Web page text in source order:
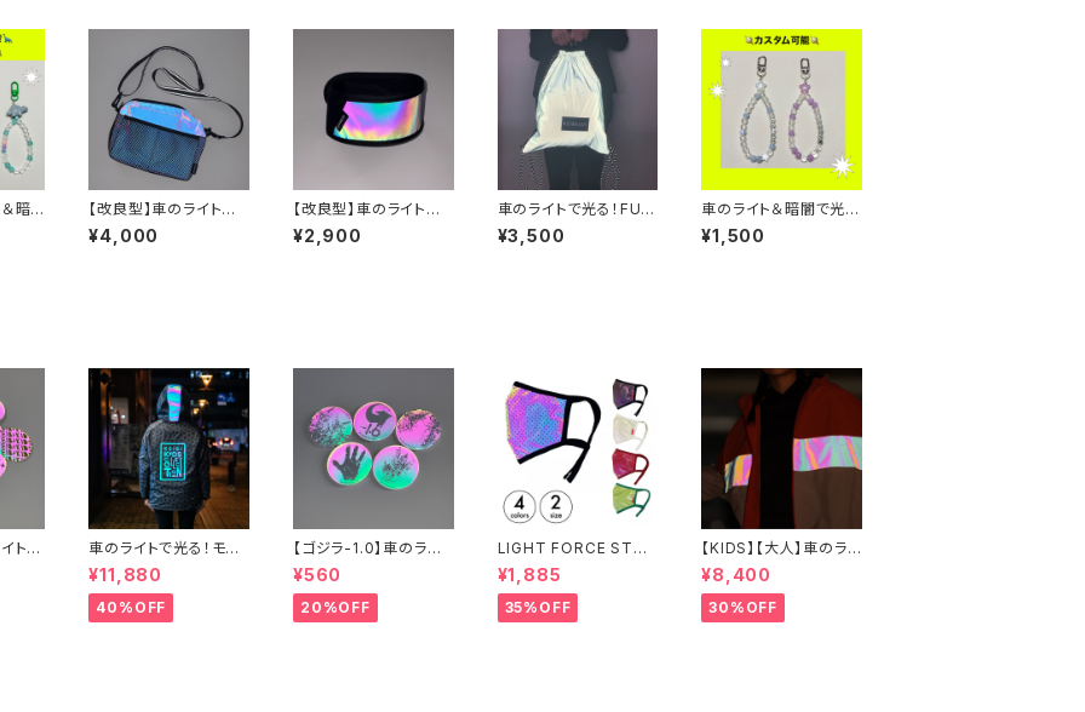
＆暗
【改良型】車のライトで
光る！FUTUREサコッシ
ュバッグ横型
¥4,000
【改良型】車のライトで
光る！FUTUREアンクル
バンド
¥2,900
車のライトで光る！FUT
UREナップサック（シル
バー反射材）
¥3,500
車のライト＆暗闇で光
る！！蓄光＋反射糸を使
ったキーホルダー
¥1,500
トで
車のライトで光る！モノ
グラムウインドブレーカ
ー
¥11,880
40%OFF
【ゴジラ-1.0】車のライト
で光る！缶バッジ
¥560
20%OFF
LIGHT FORCE STOR
Eセレクト オーロラリ
フレクターマウスカバー
¥1,885
35%OFF
【KIDS】【大人】車のライ
トで光る！ウインドブレ
ーカー
¥8,400
30%OFF